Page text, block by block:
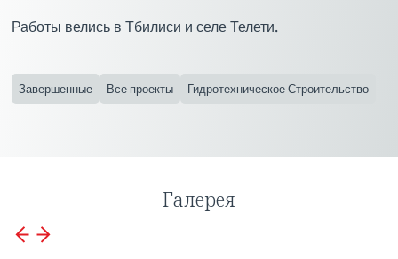
Работы велись в Тбилиси и селе Телети.
Завершенные Все проекты Гидротехническое Строительство
Галерея